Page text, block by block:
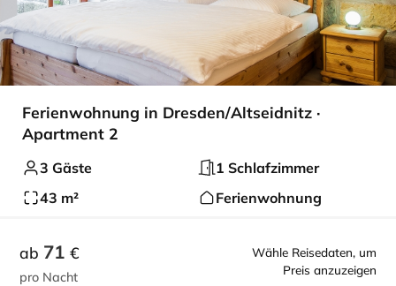
Ferienwohnung in Dresden/Altseidnitz ·
Apartment 2
3 Gäste
1 Schlafzimmer
43 m²
Ferienwohnung
Wähle Reisedaten, um
Preis anzuzeigen
ab 71 €
pro Nacht